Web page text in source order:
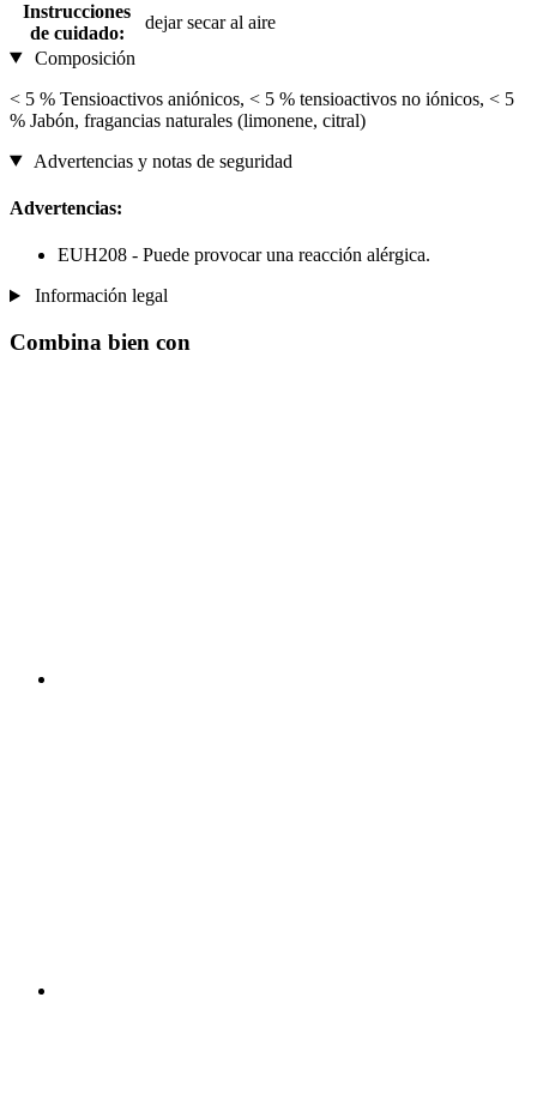
Instrucciones
de cuidado:
dejar secar al aire
Composición
< 5 % Tensioactivos aniónicos, < 5 % tensioactivos no iónicos, < 5
% Jabón, fragancias naturales (limonene, citral)
Advertencias y notas de seguridad
Advertencias:
EUH208 - Puede provocar una reacción alérgica.
Información legal
Combina bien con